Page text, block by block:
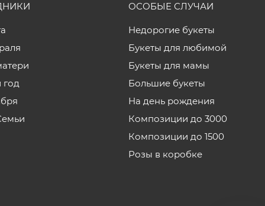
год
ОСОБЫЕ СЛУЧАИ
Недорогие букеты
Букеты для любимой
Букеты для мамы
Большие букеты
На день рождения
Композиции до 3000
Композиции до 1500
Розы в коробке